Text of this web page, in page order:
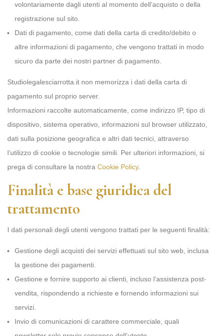
volontariamente dagli utenti al momento dell’acquisto o della
registrazione sul sito.
Dati di pagamento, come dati della carta di credito/debito o
altre informazioni di pagamento, che vengono trattati in modo
sicuro da parte dei nostri partner di pagamento.
Studiolegalesciarrotta.it non memorizza i dati della carta di
pagamento sul proprio server.
Informazioni raccolte automaticamente, come indirizzo IP, tipo di
dispositivo, sistema operativo, informazioni sul browser utilizzato,
dati sulla posizione geografica e altri dati tecnici, attraverso
l’utilizzo di cookie o tecnologie simili. Per ulteriori informazioni, si
prega di consultare la nostra Cookie Policy.
Finalità e base giuridica del
trattamento
I dati personali degli utenti vengono trattati per le seguenti finalità:
Gestione degli acquisti dei servizi effettuati sul sito web, inclusa
la gestione dei pagamenti.
Gestione e fornire supporto ai clienti, incluso l’assistenza post-
vendita, rispondendo a richieste e fornendo informazioni sui
servizi.
Invio di comunicazioni di carattere commerciale, quali